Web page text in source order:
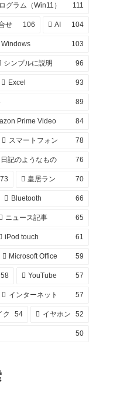
グラム（Win11） 111
せ 106 AI 104
Windows 103
シンプルに説明 96
Excel 93
89
Prime Video 84
スマートフォン 78
日記のようなもの 76
73 皇居ラン 70
Bluetooth 66
ニュース記事 65
iPod touch 61
Microsoft Office 59
58 YouTube 57
インターネット 57
ク 54 イヤホン 52
50